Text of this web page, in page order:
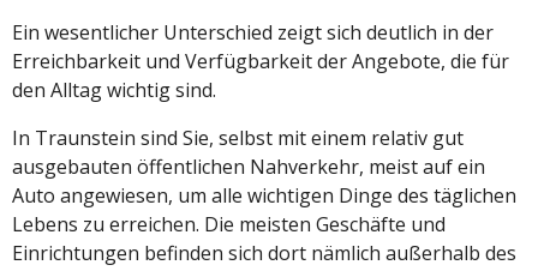
Ein wesentlicher Unterschied zeigt sich deutlich in der
Erreichbarkeit und Verfügbarkeit der Angebote, die für
den Alltag wichtig sind.
In Traunstein sind Sie, selbst mit einem relativ gut
ausgebauten öffentlichen Nahverkehr, meist auf ein
Auto angewiesen, um alle wichtigen Dinge des täglichen
Lebens zu erreichen. Die meisten Geschäfte und
Einrichtungen befinden sich dort nämlich außerhalb des